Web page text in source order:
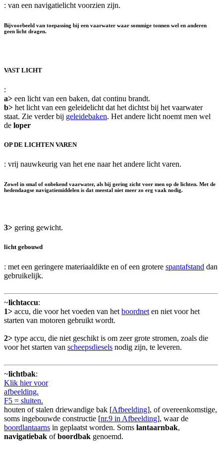
: van een navigatielicht voorzien zijn.
Bijvoorbeeld van toepassing bij een vaarwater waar sommige tonnen wel en anderen
geen licht dragen.
VAST LICHT
:
a> een licht van een baken, dat continu brandt.
b> het licht van een geleidelicht dat het dichtst bij het vaarwater
staat. Zie verder bij geleidebaken. Het andere licht noemt men wel
de loper
OP DE LICHTEN VAREN
: vrij nauwkeurig van het ene naar het andere licht varen.
Zowel in smal of onbekend vaarwater, als bij gering zicht voer men op de lichten. Met de
hedendaagse navigatiemiddelen is dat meestal niet meer zo erg vaak nodig.
3> gering gewicht.
licht gebouwd
: met een geringere materiaaldikte en of een grotere spantafstand dan
gebruikelijk.
~lichtaccu:
1> accu, die voor het voeden van het boordnet en niet voor het
starten van motoren gebruikt wordt.
2> type accu, die niet geschikt is om zeer grote stromen, zoals die
voor het starten van scheepsdiesels nodig zijn, te leveren.
~lichtbak:
Klik hier voor
afbeelding.
F5 = sluiten.
houten of stalen driewandige bak [Afbeelding], of overeenkomstige,
soms ingebouwde constructie [nr.9 in Afbeelding], waar de
boordlantaarns in geplaatst worden. Soms lantaarnbak,
navigatiebak ofboordbak genoemd.